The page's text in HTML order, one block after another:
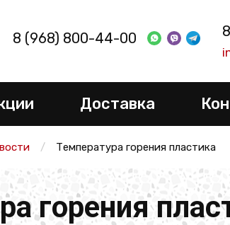
8 (968) 800-44-00
Доставка
Температура горения пластика
горения